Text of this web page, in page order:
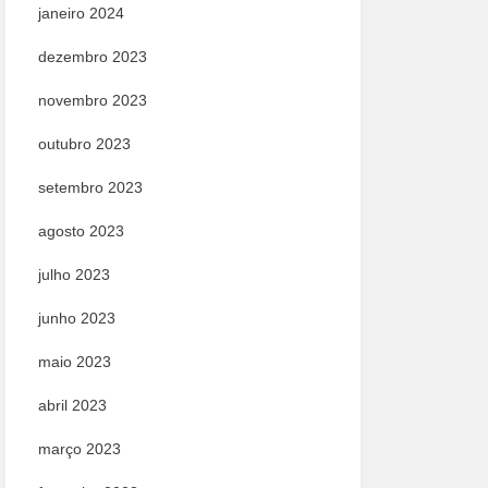
janeiro 2024
dezembro 2023
novembro 2023
outubro 2023
setembro 2023
agosto 2023
julho 2023
junho 2023
maio 2023
abril 2023
março 2023